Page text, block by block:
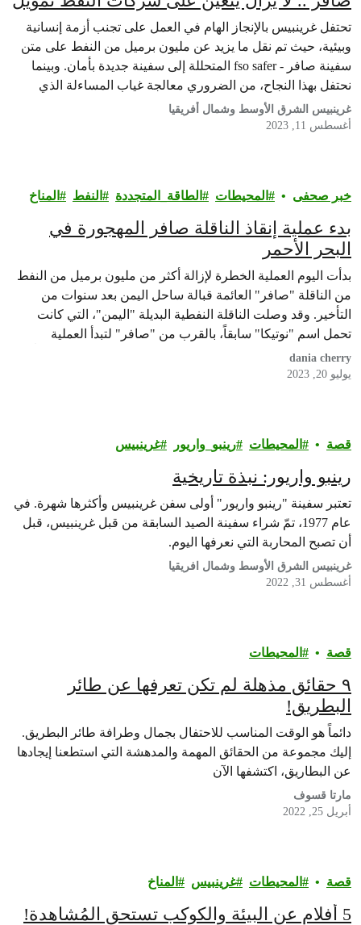
المراحل المقبلة وتحمل المسؤولية!
تحتفل غرينبيس بالإنجاز الهام في العمل على تجنب أزمة إنسانية
وبيئية، حيث تم نقل ما يزيد عن مليون برميل من النفط على متن
سفينة صافر - fso safer المتحللة إلى سفينة جديدة بأمان. وبينما
نحتفل بهذا النجاح، من الضروري معالجة غياب المساءلة الذي
أظهرته صناعة النفط التي سجلت أرباحًا مذهلة، لكنها لم تظهر بعد
أي…
غرينبيس الشرق الأوسط وشمال أفريقيا
أغسطس 11, 2023
خبر صحفى المحيطات الطاقة_المتجددة النفط المناخ
بدء عملية إنقاذ الناقلة صافر المهجورة في
البحر الأحمر
بدأت اليوم العملية الخطرة لإزالة أكثر من مليون برميل من النفط
من الناقلة "صافر" العائمة قبالة ساحل اليمن بعد سنوات من
التأخير. وقد وصلت الناقلة النفطية البديلة "اليمن"، التي كانت
تحمل اسم "نوتيكا" سابقاً، بالقرب من "صافر" لتبدأ العملية
المنسّقة من قبل الأمم المتحدة، والتي من المتوقع أن تضع حداً
للأزمة التي استمرّت لما يقرب…
dania cherry
يوليو 20, 2023
قصة المحيطات رينبو_واريور غرينبيس‎
رينبو واريور: نبذة تاريخية
تعتبر سفينة "رينبو واريور" أولى سفن غرينبيس وأكثرها شهرة. في
عام 1977، تمّ شراء سفينة الصيد السابقة من قبل غرينبيس، قبل
أن تصبح المحاربة التي نعرفها اليوم.
غرينبيس الشرق الأوسط وشمال افريقيا
أغسطس 31, 2022
قصة المحيطات
٩ حقائق مذهلة لم تكن تعرفها عن طائر
البطريق!
دائماً هو الوقت المناسب للاحتفال بجمال وطرافة طائر البطريق.
إليك مجموعة من الحقائق المهمة والمدهشة التي استطعنا إيجادها
عن البطاريق، اكتشفها الآن
مارتا قسوف
أبريل 25, 2022
قصة المحيطات غرينبيس‎ المناخ
5 أفلام عن البيئة والكوكب تستحق المُشاهدة!